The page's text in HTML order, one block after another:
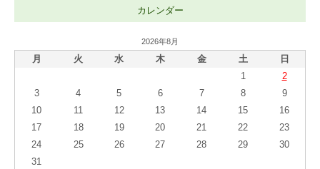
カレンダー
2026年8月
月 火 水 木 金 土 日
1
2
3
4 5 6 7 8
9
10
11 12 13 14 15
16
17
18 19 20 21 22
23
24
25 26 27 28 29
30
31